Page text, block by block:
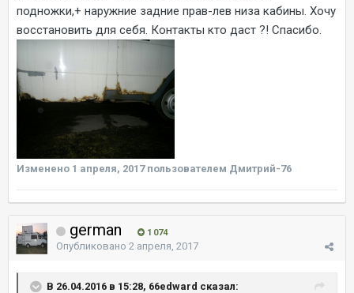
подножки,+ наружние задние прав-лев низа кабины. Хочу
восстановить для себя. Контакты кто даст ?! Спасибо.
Изменено 1 апреля, 2017пользователем Дмитрий-76
german 1 074
Опубликовано 2 апреля, 2017
В 26.04.2016 в 15:28, 66edward сказал: